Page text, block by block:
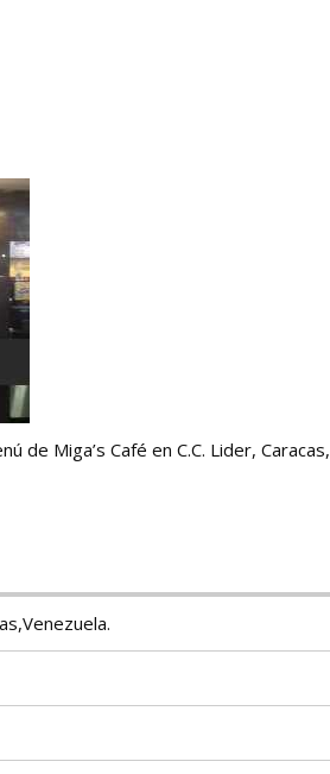
de Miga’s Café en C.C. Lider, Caracas,